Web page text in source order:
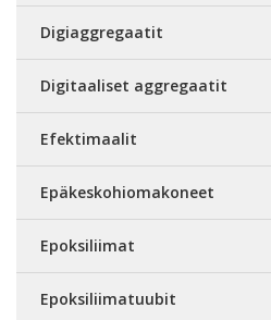
Digiaggregaatit
Digitaaliset aggregaatit
Efektimaalit
Epäkeskohiomakoneet
Epoksiliimat
Epoksiliimatuubit